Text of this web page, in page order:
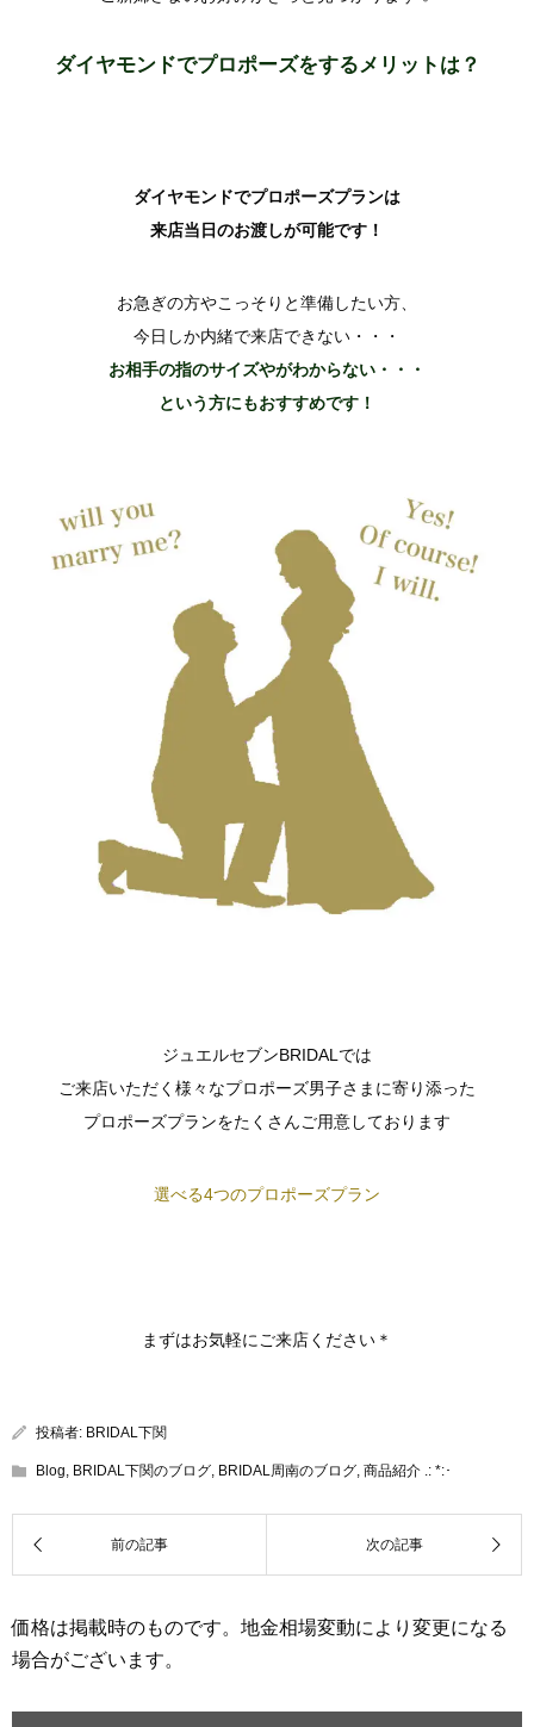
ダイヤモンドでプロポーズをするメリッ トは？
ダイヤモンドでプロポーズプランは
来店当日のお渡しが可能です！
お急ぎの方やこっそりと準備したい方、
今日しか内緒で来店できない・・・
お相手の指のサイズやがわからない・・・
という方にもおすすめです！
ジュエルセブンBRIDALでは
ご来店いただく様々なプロポーズ男子さまに寄り添った
プロポーズプランをたくさんご用意しております
選べる4つのプロポーズプラン
まずはお気軽にご来店ください＊
投稿者: BRIDAL下関
Blog, BRIDAL下関のブログ, BRIDAL周南のブログ, 商品紹介 .: *:･
価格は掲載時のものです。地金相場変動により変更になる
場合がございます。